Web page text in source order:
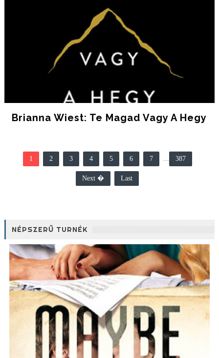
Brianna Wiest: Te ​magad Vagy A Hegy
1 2 3 4 5 6 7 ... 387
Next � Last
NÉPSZERŰ TURNÉK